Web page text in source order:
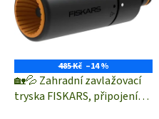
h
d
ě
E
485 Kč –14 %
🏡💦 Zahradní zavlažovací
tryska FISKARS, připojení